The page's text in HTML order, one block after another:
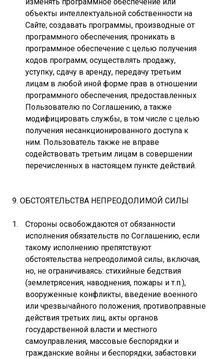
объекты интеллектуальной собственности на
Сайте; создавать программы, производные от
программного обеспечения; проникать в
программное обеспечение с целью получения
кодов программ; осуществлять продажу,
уступку, сдачу в аренду, передачу третьим
лицам в любой иной форме прав в отношении
программного обеспечения, предоставленных
Пользователю по Соглашению, а также
модифицировать службы, в том числе с целью
получения несанкционированного доступа к
ним. Пользователь также не вправе
содействовать третьим лицам в совершении
перечисленных в настоящем пункте действий.
9. ОБСТОЯТЕЛЬСТВА НЕПРЕОДОЛИМОЙ СИЛЫ
Стороны освобождаются от обязанности
исполнения обязательств по Соглашению, если
такому исполнению препятствуют
обстоятельства непреодолимой силы, включая,
но, не ограничиваясь: стихийные бедствия
(землетрясения, наводнения, пожары и т.п.),
вооруженные конфликты, введение военного
или чрезвычайного положения, противоправные
действия третьих лиц, акты органов
государственной власти и местного
самоуправления, массовые беспорядки и
гражданские войны и беспорядки, забастовки